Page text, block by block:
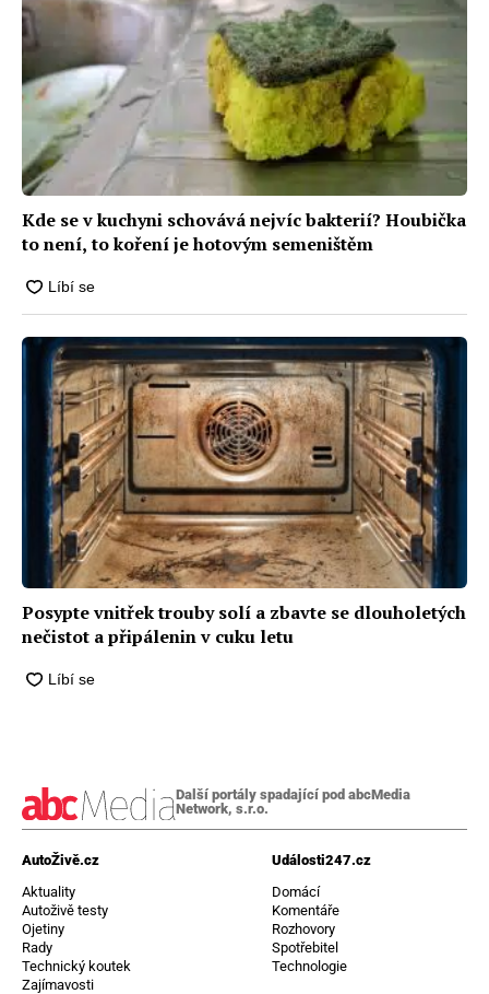
Kde se v kuchyni schovává nejvíc bakterií? Houbička
to není, to koření je hotovým semeništěm
Posypte vnitřek trouby solí a zbavte se dlouholetých
nečistot a připálenin v cuku letu
Další portály spadající pod abcMedia
Network, s.r.o.
AutoŽivě.cz
Aktuality
Autoživě testy
Ojetiny
Rady
Technický koutek
Zajímavosti
Události247.cz
Domácí
Komentáře
Rozhovory
Spotřebitel
Technologie